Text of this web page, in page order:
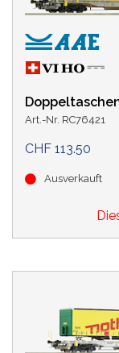
Art.-Nr. RC76421
CHF 113.50
Ausverkauft